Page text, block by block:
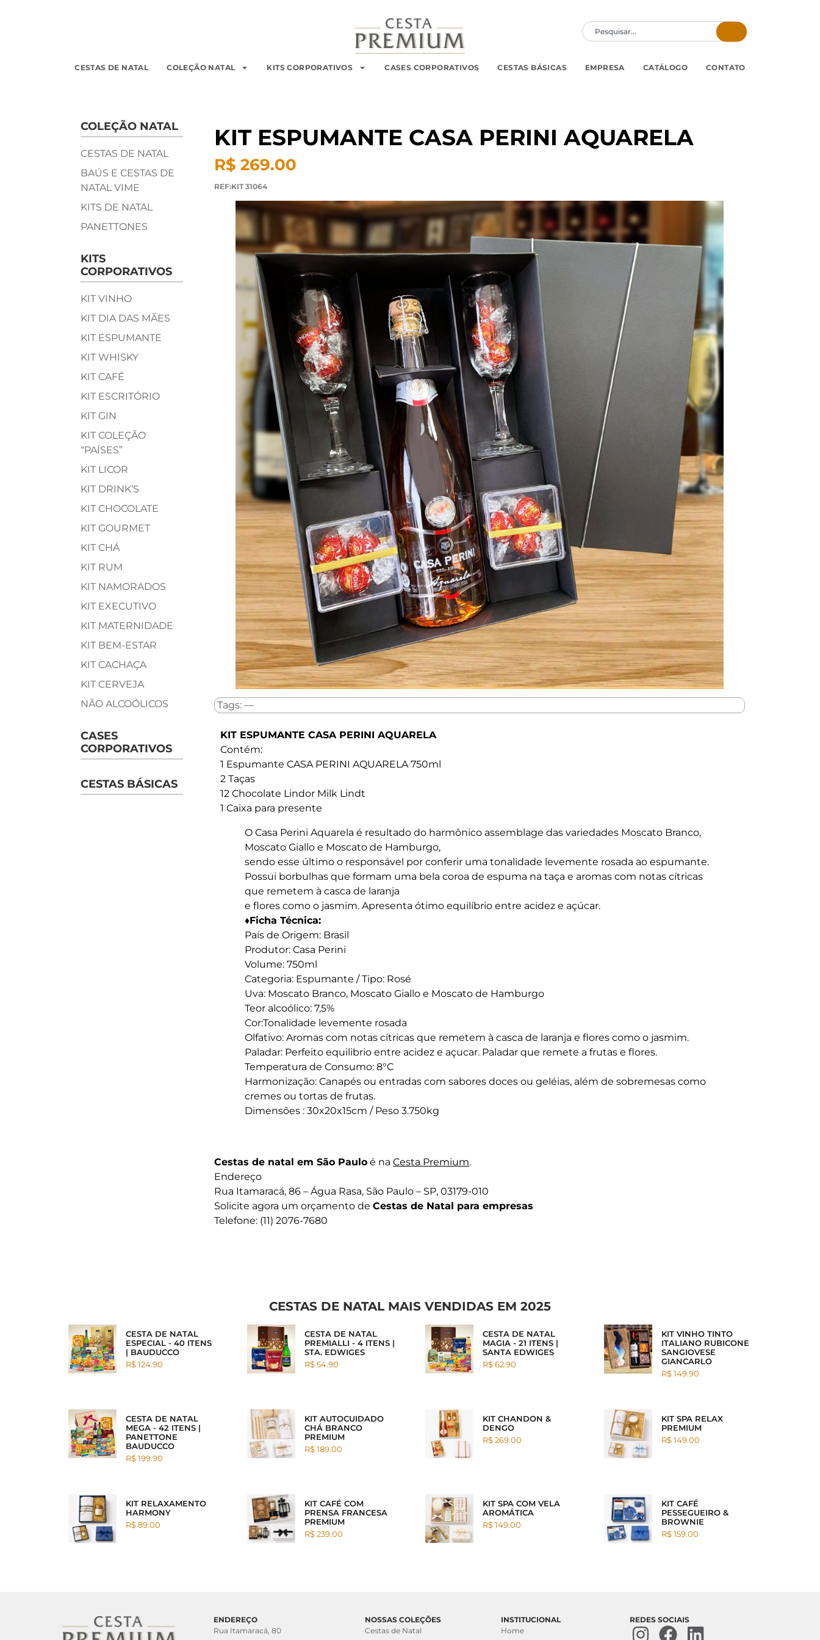
CESTAS DE NATAL COLEÇÃO NATAL KITS CORPORATIVOS CASES CORPORATIVOS CESTAS BÁSICAS EMPRESA CATÁLOGO CONTATO
COLEÇÃO NATAL
CESTAS DE NATAL
BAÚS E CESTAS DE
NATAL VIME
KITS DE NATAL
PANETTONES
KITS
CORPORATIVOS
KIT VINHO
KIT DIA DAS MÃES
KIT ESPUMANTE
KIT WHISKY
KIT CAFÉ
KIT ESCRITÓRIO
KIT GIN
KIT COLEÇÃO
“PAÍSES”
KIT LICOR
KIT DRINK’S
KIT CHOCOLATE
KIT GOURMET
KIT CHÁ
KIT RUM
KIT NAMORADOS
KIT EXECUTIVO
KIT MATERNIDADE
KIT BEM-ESTAR
KIT CACHAÇA
KIT CERVEJA
NÃO ALCOÓLICOS
CASES
CORPORATIVOS
CESTAS BÁSICAS
KIT ESPUMANTE CASA PERINI AQUARELA
R$ 269.00
REF:KIT 31064
Tags: —
KIT ESPUMANTE CASA PERINI AQUARELA
Contém:
1 Espumante CASA PERINI AQUARELA 750ml
2 Taças
12 Chocolate Lindor Milk Lindt
1 Caixa para presente
O Casa Perini Aquarela é resultado do harmônico assemblage das variedades Moscato Branco,
Moscato Giallo e Moscato de Hamburgo,
sendo esse último o responsável por conferir uma tonalidade levemente rosada ao espumante.
Possui borbulhas que formam uma bela coroa de espuma na taça e aromas com notas cítricas
que remetem à casca de laranja
e flores como o jasmim. Apresenta ótimo equilíbrio entre acidez e açúcar.
♦Ficha Técnica:
País de Origem: Brasil
Produtor: Casa Perini
Volume: 750ml
Categoria: Espumante / Tipo: Rosé
Uva: Moscato Branco, Moscato Giallo e Moscato de Hamburgo
Teor alcoólico: 7,5%
Cor:Tonalidade levemente rosada
Olfativo: Aromas com notas cítricas que remetem à casca de laranja e flores como o jasmim.
Paladar: Perfeito equilibrio entre acidez e açucar. Paladar que remete a frutas e flores.
Temperatura de Consumo: 8°C
Harmonização: Canapés ou entradas com sabores doces ou geléias, além de sobremesas como
cremes ou tortas de frutas.
Dimensões : 30x20x15cm / Peso 3.750kg
Cestas de natal em São Paulo é na Cesta Premium.
Endereço
Rua Itamaracá, 86 – Água Rasa, São Paulo – SP, 03179-010
Solicite agora um orçamento de Cestas de Natal para empresas
Telefone: (11) 2076-7680
CESTAS DE NATAL MAIS VENDIDAS EM 2025
CESTA DE NATAL
ESPECIAL - 40 ITENS
| BAUDUCCO
R$ 124.90
CESTA DE NATAL
PREMIALLI - 4 ITENS |
STA. EDWIGES
R$ 54.90
CESTA DE NATAL
MAGIA - 21 ITENS |
SANTA EDWIGES
R$ 62.90
KIT VINHO TINTO
ITALIANO RUBICONE
SANGIOVESE
GIANCARLO
R$ 149.90
CESTA DE NATAL
MEGA - 42 ITENS |
PANETTONE
BAUDUCCO
R$ 199.90
KIT AUTOCUIDADO
CHÁ BRANCO
PREMIUM
R$ 189.00
KIT CHANDON &
DENGO
R$ 269.00
KIT SPA RELAX
PREMIUM
R$ 149.00
KIT RELAXAMENTO
HARMONY
R$ 89.00
KIT CAFÉ COM
PRENSA FRANCESA
PREMIUM
R$ 239.00
KIT SPA COM VELA
AROMÁTICA
R$ 149.00
KIT CAFÉ
PESSEGUEIRO &
BROWNIE
R$ 159.00
ENDEREÇO
Rua Itamaracá, 80
NOSSAS COLEÇÕES
Cestas de Natal
INSTITUCIONAL
Home
REDES SOCIAIS